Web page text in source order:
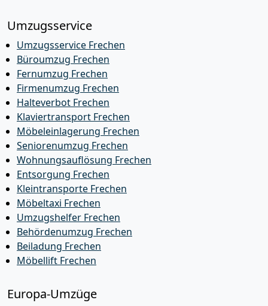
Umzugsservice
Umzugsservice Frechen
Büroumzug Frechen
Fernumzug Frechen
Firmenumzug Frechen
Halteverbot Frechen
Klaviertransport Frechen
Möbeleinlagerung Frechen
Seniorenumzug Frechen
Wohnungsauflösung Frechen
Entsorgung Frechen
Kleintransporte Frechen
Möbeltaxi Frechen
Umzugshelfer Frechen
Behördenumzug Frechen
Beiladung Frechen
Möbellift Frechen
Europa-Umzüge